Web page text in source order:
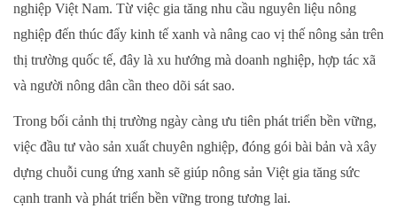
nghiệp Việt Nam. Từ việc gia tăng nhu cầu nguyên liệu nông
nghiệp đến thúc đẩy kinh tế xanh và nâng cao vị thế nông sản trên
thị trường quốc tế, đây là xu hướng mà doanh nghiệp, hợp tác xã
và người nông dân cần theo dõi sát sao.
Trong bối cảnh thị trường ngày càng ưu tiên phát triển bền vững,
việc đầu tư vào sản xuất chuyên nghiệp, đóng gói bài bản và xây
dựng chuỗi cung ứng xanh sẽ giúp nông sản Việt gia tăng sức
cạnh tranh và phát triển bền vững trong tương lai.